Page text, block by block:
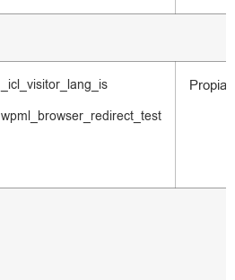
_icl_visitor_lang_is
wpml_browser_redirect_test
Propias